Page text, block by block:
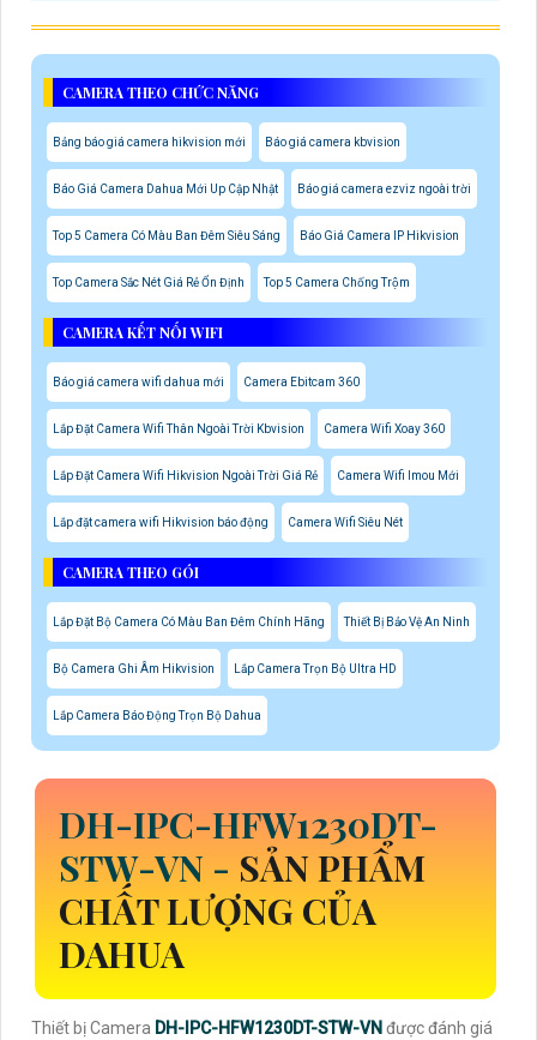
CAMERA THEO CHỨC NĂNG
Bảng báo giá camera hikvision mới Báo giá camera kbvision
Báo Giá Camera Dahua Mới Up Cập Nhật Báo giá camera ezviz ngoài trời
Top 5 Camera Có Màu Ban Đêm Siêu Sáng Báo Giá Camera IP Hikvision
Top Camera Sắc Nét Giá Rẻ Ổn Định Top 5 Camera Chống Trộm
CAMERA KẾT NỐI WIFI
Báo giá camera wifi dahua mới Camera Ebitcam 360
Lắp Đặt Camera Wifi Thân Ngoài Trời Kbvision Camera Wifi Xoay 360
Lắp Đặt Camera Wifi Hikvision Ngoài Trời Giá Rẻ Camera Wifi Imou Mới
Lắp đặt camera wifi Hikvision báo động Camera Wifi Siêu Nét
CAMERA THEO GÓI
Lắp Đặt Bộ Camera Có Màu Ban Đêm Chính Hãng Thiết Bị Bảo Vệ An Ninh
Bộ Camera Ghi Âm Hikvision Lắp Camera Trọn Bộ Ultra HD
Lắp Camera Báo Động Trọn Bộ Dahua
DH-IPC-HFW1230DT-
STW-VN - SẢN PHẨM
CHẤT LƯỢNG CỦA
DAHUA
Thiết bị Camera DH-IPC-HFW1230DT-STW-VN được đánh giá